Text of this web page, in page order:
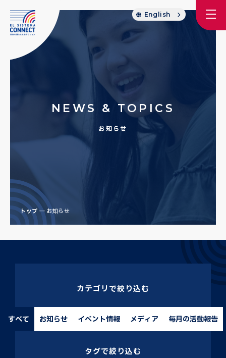
English
NEWS & TOPICS
お知らせ
トップ お知らせ
カテゴリで絞り込む
すべて お知らせ イベント情報 メディア 毎月の活動報告
タグで絞り込む